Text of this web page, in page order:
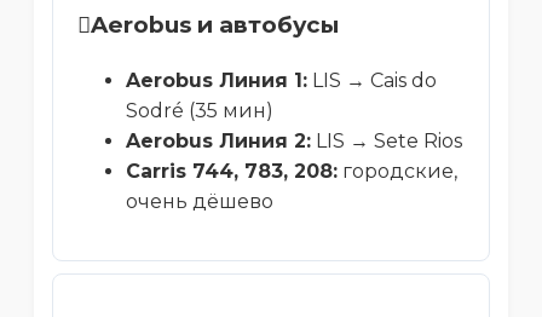
Aerobus и автобусы
Aerobus Линия 1: LIS → Cais do
Sodré (35 мин)
Aerobus Линия 2: LIS → Sete Rios
Carris 744, 783, 208: городские,
очень дёшево